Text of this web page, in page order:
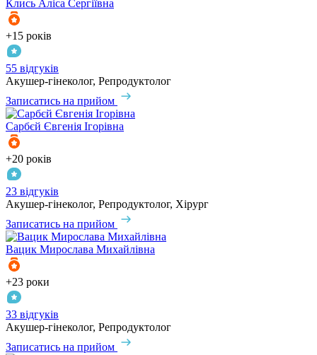
Клись Аліса Сергіївна
+15 років
55 відгуків
Акушер-гінеколог, Репродуктолог
Записатись на прийом
Сарбєй Євгенія Ігорівна
+20 років
23 відгуків
Акушер-гінеколог, Репродуктолог, Хірург
Записатись на прийом
Вацик Мирослава Михайлівна
+23 роки
33 відгуків
Акушер-гінеколог, Репродуктолог
Записатись на прийом